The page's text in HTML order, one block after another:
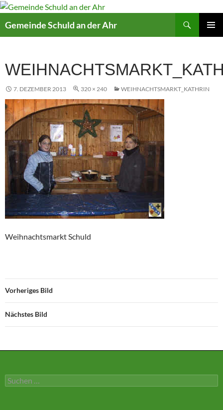
Gemeinde Schuld an der Ahr
7. DEZEMBER 2013 320 × 240 WEIHNACHTSMARKT_KATHRIN
Weihnachtsmarkt Schuld
Vorheriges Bild
Nächstes Bild
Suchen
nach: